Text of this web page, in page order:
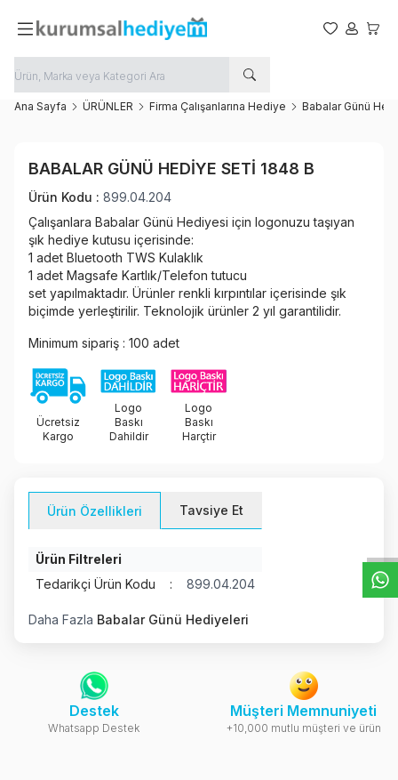
Favorilerim
Hesabım
Ana Sayfa ÜRÜNLER Firma Çalışanlarına Hediye Babalar Günü
BABALAR GÜNÜ HEDIYE SETI 1848 B
Ürün Kodu : 899.04.204
Çalışanlara Babalar Günü Hediyesi için logonuzu taşıyan
şık hediye kutusu içerisinde:
1 adet Bluetooth TWS Kulaklık
1 adet Magsafe Kartlık/Telefon tutucu
set yapılmaktadır. Ürünler renkli kırpıntılar içerisinde şık
biçimde yerleştirilir. Teknolojik ürünler 2 yıl garantilidir.
Minimum sipariş : 100 adet
Ücretsiz
Kargo
Logo
Baskı
Dahildir
Logo
Baskı
Harçtir
Ürün Özellikleri Tavsiye Et
Ürün Filtreleri
Tedarikçi Ürün Kodu
: 899.04.204
Daha Fazla Babalar Günü Hediyeleri
Destek
Whatsapp Destek
Müşteri Memnuniyeti
+10,000 mutlu müşteri ve ürün